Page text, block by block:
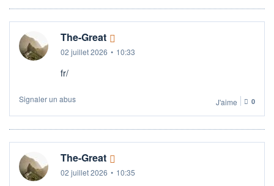
The-Great
02 juillet 2026 • 10:33
fr/
Signaler un abus J'aime 0
The-Great
02 juillet 2026 • 10:35